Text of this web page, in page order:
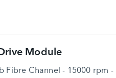
Module
Fibre Channel - 15000 rpm -